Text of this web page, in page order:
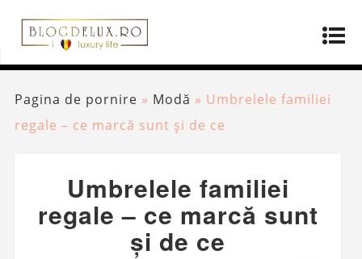
Pagina de pornire » Modă » Umbrelele familiei
regale – ce marcă sunt și de ce
Umbrelele familiei
regale – ce marcă sunt
și de ce